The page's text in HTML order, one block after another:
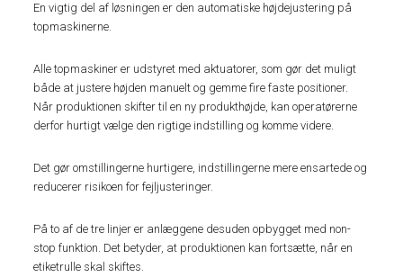
En vigtig del af løsningen er den automatiske højdejustering på
topmaskinerne.
Alle topmaskiner er udstyret med aktuatorer, som gør det muligt
både at justere højden manuelt og gemme fire faste positioner.
Når produktionen skifter til en ny produkthøjde, kan operatørerne
derfor hurtigt vælge den rigtige indstilling og komme videre.
Det gør omstillingerne hurtigere, indstillingerne mere ensartede og
reducerer risikoen for fejljusteringer.
På to af de tre linjer er anlæggene desuden opbygget med non-
stop funktion. Det betyder, at produktionen kan fortsætte, når en
etiketrulle skal skiftes.